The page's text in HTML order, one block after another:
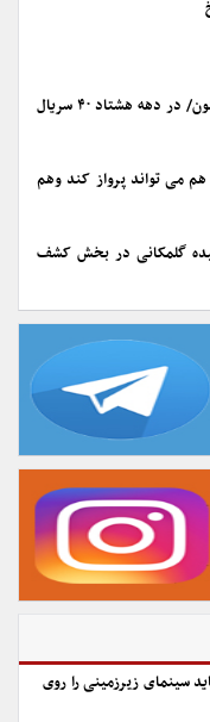
تاریخچه سریال‌های ماه رمضان از ابتدا تاکنون/ در دهه هشتاد ۴۰ سریال
هم می تواند پرواز کند وهم
گلمکانی در بخش کشف
سینمای زیرزمینی را روی